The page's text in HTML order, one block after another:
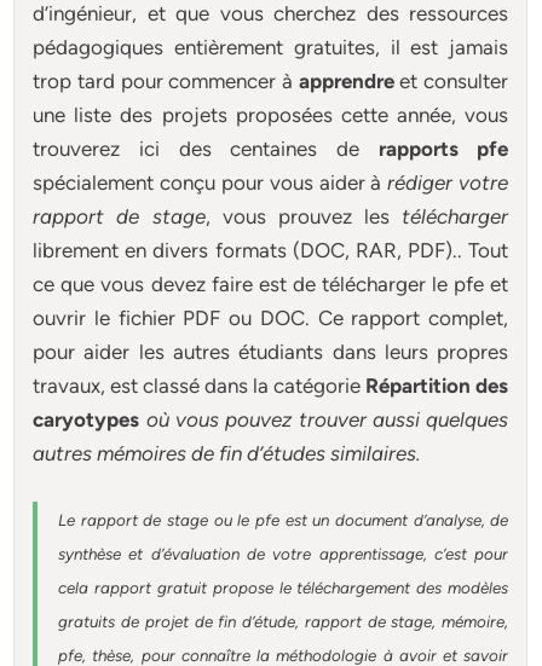
d’ingénieur, et que vous cherchez des ressources
pédagogiques entièrement gratuites, il est jamais
trop tard pour commencer à apprendreet consulter
une liste des projets proposées cette année, vous
trouverez ici des centaines de rapports pfe
spécialement conçu pour vous aider àrédiger votre
rapport de stage, vous prouvez les télécharger
librement en divers formats (DOC, RAR, PDF).. Tout
ce que vous devez faire est de télécharger le pfe et
ouvrir le fichier PDF ou DOC. Ce rapport complet,
pour aider les autres étudiants dans leurs propres
travaux, est classé dans la catégorie Répartition des
caryotypes où vous pouvez trouver aussi quelques
autresmémoiresde fin d’études similaires.
Le rapport de stage ou le pfe est un document d’analyse, de
synthèse et d’évaluation de votre apprentissage, c’est pour
cela rapport gratuit propose le téléchargement des modèles
gratuits de projet de fin d’étude, rapport de stage, mémoire,
pfe, thèse, pour connaître la méthodologie à avoir et savoir